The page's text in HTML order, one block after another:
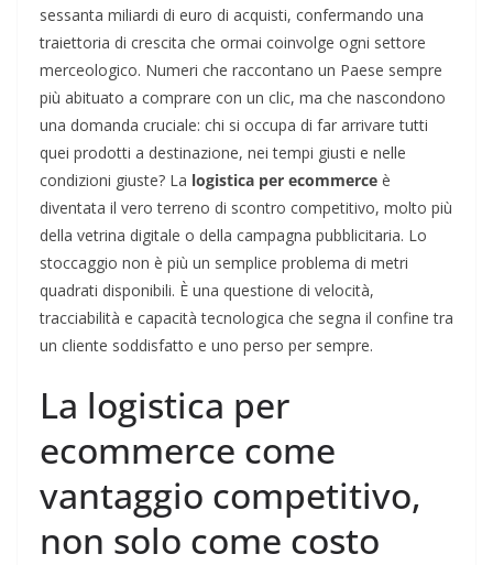
sessanta miliardi di euro di acquisti, confermando una
traiettoria di crescita che ormai coinvolge ogni settore
merceologico. Numeri che raccontano un Paese sempre
più abituato a comprare con un clic, ma che nascondono
una domanda cruciale: chi si occupa di far arrivare tutti
quei prodotti a destinazione, nei tempi giusti e nelle
condizioni giuste? La logistica per ecommerce è
diventata il vero terreno di scontro competitivo, molto più
della vetrina digitale o della campagna pubblicitaria. Lo
stoccaggio non è più un semplice problema di metri
quadrati disponibili. È una questione di velocità,
tracciabilità e capacità tecnologica che segna il confine tra
un cliente soddisfatto e uno perso per sempre.
La logistica per
ecommerce come
vantaggio competitivo,
non solo come costo